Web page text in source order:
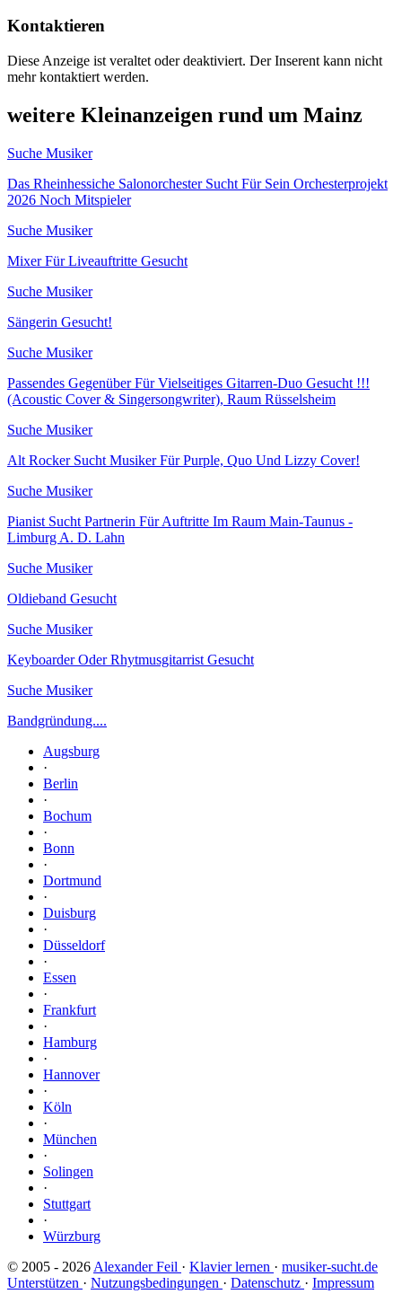
Kontaktieren
Diese Anzeige ist veraltet oder deaktiviert. Der Inserent kann nicht
mehr kontaktiert werden.
weitere Kleinanzeigen rund um Mainz
Suche Musiker
Das Rheinhessiche Salonorchester Sucht Für Sein Orchesterprojekt
2026 Noch Mitspieler
Suche Musiker
Mixer Für Liveauftritte Gesucht
Suche Musiker
Sängerin Gesucht!
Suche Musiker
Passendes Gegenüber Für Vielseitiges Gitarren-Duo Gesucht !!!
(Acoustic Cover & Singersongwriter), Raum Rüsselsheim
Suche Musiker
Alt Rocker Sucht Musiker Für Purple, Quo Und Lizzy Cover!
Suche Musiker
Pianist Sucht Partnerin Für Auftritte Im Raum Main-Taunus -
Limburg A. D. Lahn
Suche Musiker
Oldieband Gesucht
Suche Musiker
Keyboarder Oder Rhytmusgitarrist Gesucht
Suche Musiker
Bandgründung....
Augsburg
·
Berlin
·
Bochum
·
Bonn
·
Dortmund
·
Duisburg
·
Düsseldorf
·
Essen
·
Frankfurt
·
Hamburg
·
Hannover
·
Köln
·
München
·
Solingen
·
Stuttgart
·
Würzburg
© 2005 - 2026 Alexander Feil · Klavier lernen · musiker-sucht.de
Unterstützen · Nutzungsbedingungen · Datenschutz · Impressum